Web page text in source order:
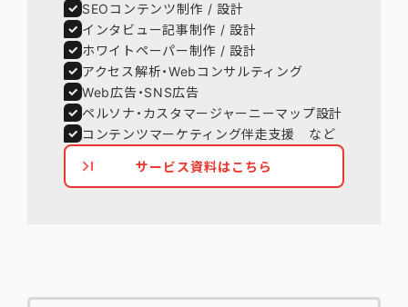
SEOコンテンツ制作 / 設計
インタビュー記事制作 / 設計
ホワイトペーパー制作 / 設計
アクセス解析・Webコンサルティング
Web広告・SNS広告
ペルソナ・カスタマージャーニーマップ設計
コンテンツマーケティング伴走支援 など
サービス資料はこちら